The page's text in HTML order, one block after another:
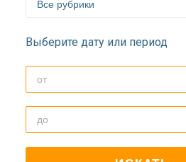
Выберите дату или период